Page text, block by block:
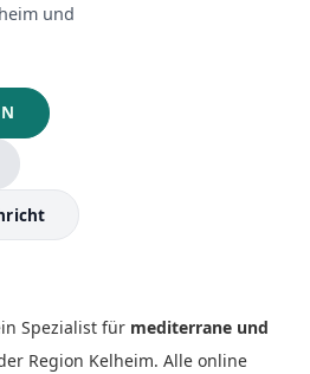
und
Spezialist für mediterrane und
Region Kelheim. Alle online